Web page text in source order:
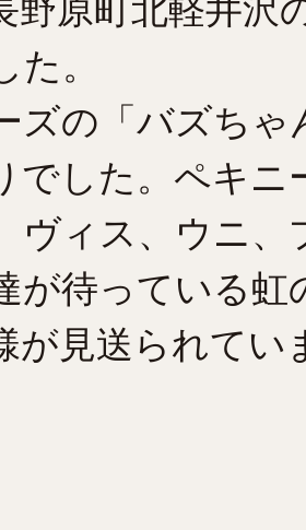
野原町北軽井沢
た。
ズの「バズちゃ
でした。ペキニ
ヴィス、ウニ
が待っている虹
が見送られてい